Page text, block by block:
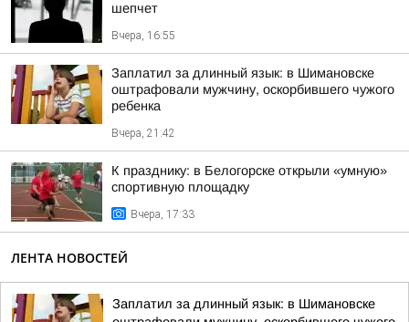
шепчет
Вчера, 16:55
Заплатил за длинный язык: в Шимановске
оштрафовали мужчину, оскорбившего чужого
ребенка
Вчера, 21:42
К празднику: в Белогорске открыли «умную»
спортивную площадку
Вчера, 17:33
ЛЕНТА НОВОСТЕЙ
Заплатил за длинный язык: в Шимановске